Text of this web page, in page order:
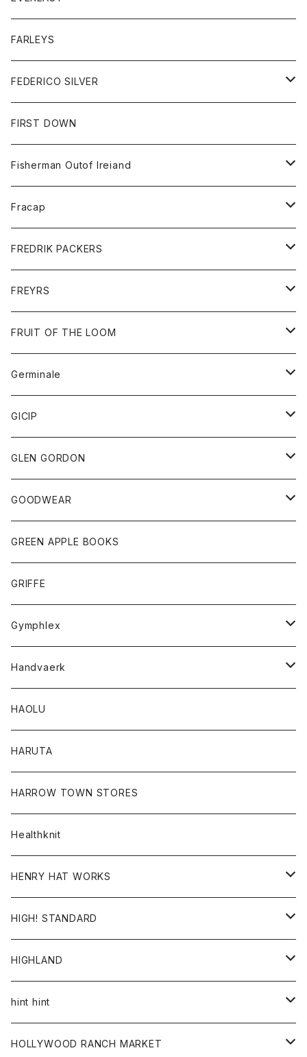
シャツ
セーター
ボトム
ショートパンツ
パンツ
レディース
コート
ジャケット
Tシャツ
ボトム
トップス
ジャケット
スエットシャツ
ボトム
スエットパンツ
グッズ
帽子
FARLEYS
FEDERICO SILVER
アクセサリー
FIRST DOWN
Fisherman Outof Ireiand
ニット
Fracap
グッズ
靴
FREDRIK PACKERS
アクセサリー
バッグ
FREYRS
サングラス
FRUIT OF THE LOOM
アウター
パーカー
グッズ
ネクタイ
チーフ
トップス
シャツ
タンクトップ
ボトム
ショートパンツ
スカート
レディース
スカート
Tシャツ
Germinale
靴
サンダル
GICIP
トップス
Tシャツ
GLEN GORDON
グッズ
手袋
GOODWEAR
トップス
Tシャツ
GREEN APPLE BOOKS
GRIFFE
Gymphlex
アウター
カーディガン
コート
トップス
シャツ
スウェット
レディース
カーディガン
コート
ボトム
パンツ
Handvaerk
トップス
Tシャツ
ロンTEE
HAOLU
HARUTA
HARROW TOWN STORES
Healthknit
HENRY HAT WORKS
帽子
HIGH! STANDARD
アウター
ジャケット
トップス
シャツ
ボトム
HIGHLAND
帽子
hint hint
ストール
HOLLYWOOD RANCH MARKET